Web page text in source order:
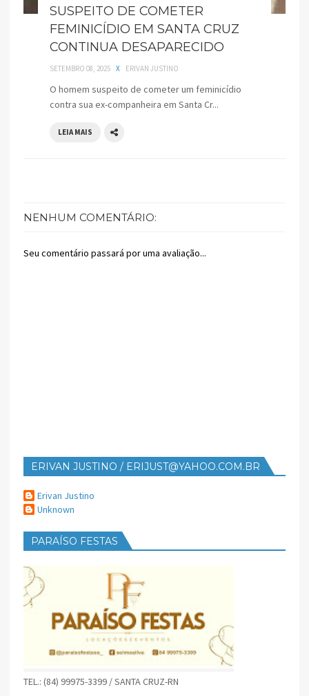
SUSPEITO DE COMETER
FEMINICÍDIO EM SANTA CRUZ
CONTINUA DESAPARECIDO
SETEMBRO 08, 2025 X ERIVAN JUSTINO
O homem suspeito de cometer um feminicídio
contra sua ex-companheira em Santa Cr...
LEIA MAIS
NENHUM COMENTÁRIO:
Seu comentário passará por uma avaliação...
ERIVAN JUSTINO / ERIJUST@YAHOO.COM.BR
Erivan Justino
Unknown
PARAÍSO FESTAS
TEL.: (84) 99975-3399 / SANTA CRUZ-RN